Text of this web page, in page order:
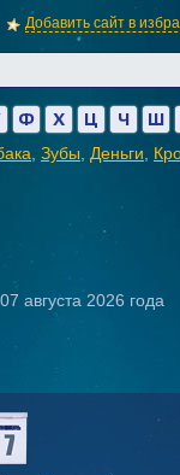
Добавить сайт в
Ф Х Ц Ч Ш
Зубы Деньги
07 августа 2026 года